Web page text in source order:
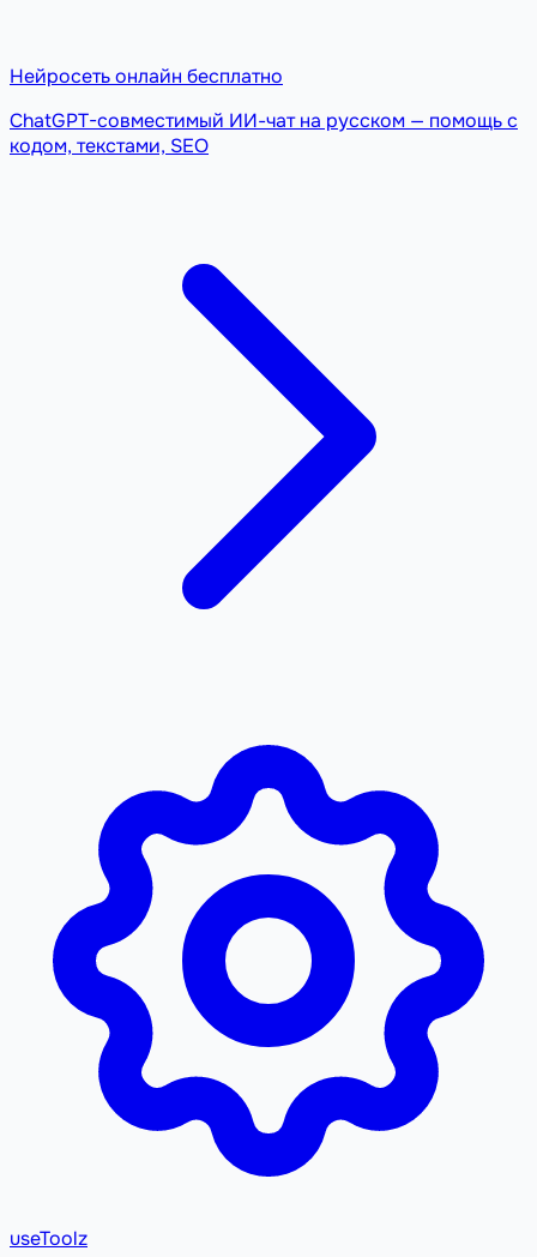
Нейросеть онлайн бесплатно
ChatGPT-совместимый ИИ-чат на русском — помощь с
кодом, текстами, SEO
useToolz